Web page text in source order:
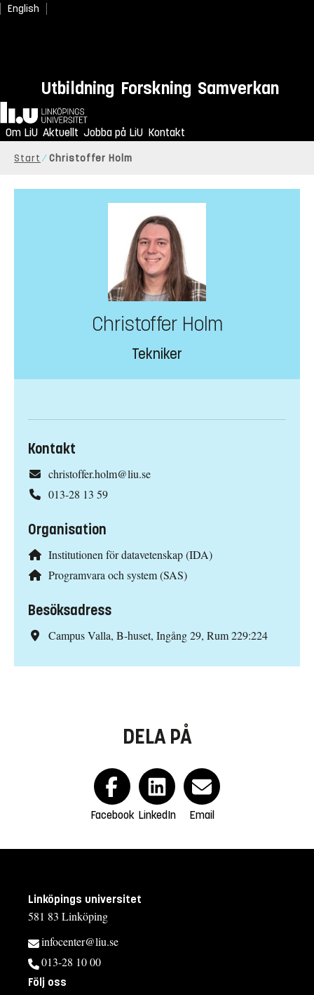
English
Utbildning Forskning Samverkan
Hem
Om LiU Aktuellt Jobba på LiU Kontakt
Start Christoffer Holm
Christoffer Holm
Tekniker
Kontakt
christoffer.holm@liu.se
013-28 13 59
Organisation
Institutionen för datavetenskap (IDA)
Programvara och system (SAS)
Besöksadress
Campus Valla, B-huset, Ingång 29, Rum 229:224
DELA PÅ
Facebook LinkedIn Email
Linköpings universitet
581 83 Linköping
infocenter@liu.se
013-28 10 00
Följ oss